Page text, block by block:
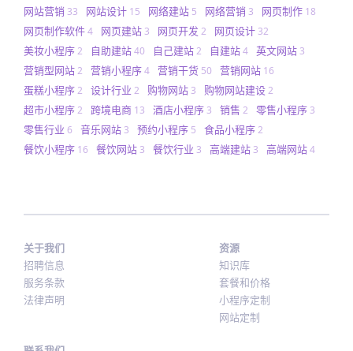
网站营销 33 网站设计 15 网络建站 5 网络营销 3 网页制作 18
网页制作软件4 网页建站 3 网页开发 2 网页设计 32
美妆小程序2 自助建站40 自己建站2 自建站4 英文网站 3
营销型网站2 营销小程序4 营销干货 50 营销网站 16
蛋糕小程序2 设计行业 2 购物网站 3 购物网站建设2
超市小程序2 跨境电商 13 酒店小程序 3 销售 2 零售小程序 3
零售行业 6 音乐网站 3 预约小程序 5 食品小程序2
餐饮小程序 16 餐饮网站 3 餐饮行业 3 高端建站 3 高端网站4
关于我们
招聘信息
服务条款
法律声明
资源
知识库
套餐和价格
小程序定制
网站定制